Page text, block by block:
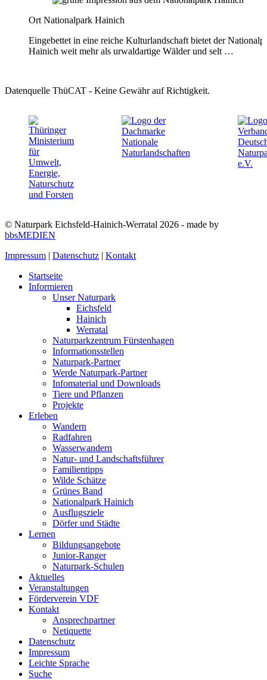
Ort Nationalpark Hainich
Eingebettet in eine reiche Kulturlandschaft bietet der
Hainich weit mehr als urwaldartige Wälder und selt …
Datenquelle ThüCAT - Keine Gewähr auf Richtigkeit.
© Naturpark Eichsfeld-Hainich-Werratal 2026 - made by
bbsMEDIEN
Impressum | Datenschutz | Kontakt
Startseite
Informieren
Unser Naturpark
Eichsfeld
Hainich
Werratal
Naturparkzentrum Fürstenhagen
Informationsstellen
Naturpark-Partner
Werde Naturpark-Partner
Infomaterial und Downloads
Tiere und Pflanzen
Projekte
Erleben
Wandern
Radfahren
Wasserwandern
Natur- und Landschaftsführer
Familientipps
Wilde Schätze
Grünes Band
Nationalpark Hainich
Ausflugsziele
Dörfer und Städte
Lernen
Bildungsangebote
Junior-Ranger
Naturpark-Schulen
Aktuelles
Veranstaltungen
Förderverein VDF
Kontakt
Ansprechpartner
Netiquette
Datenschutz
Impressum
Leichte Sprache
Suche